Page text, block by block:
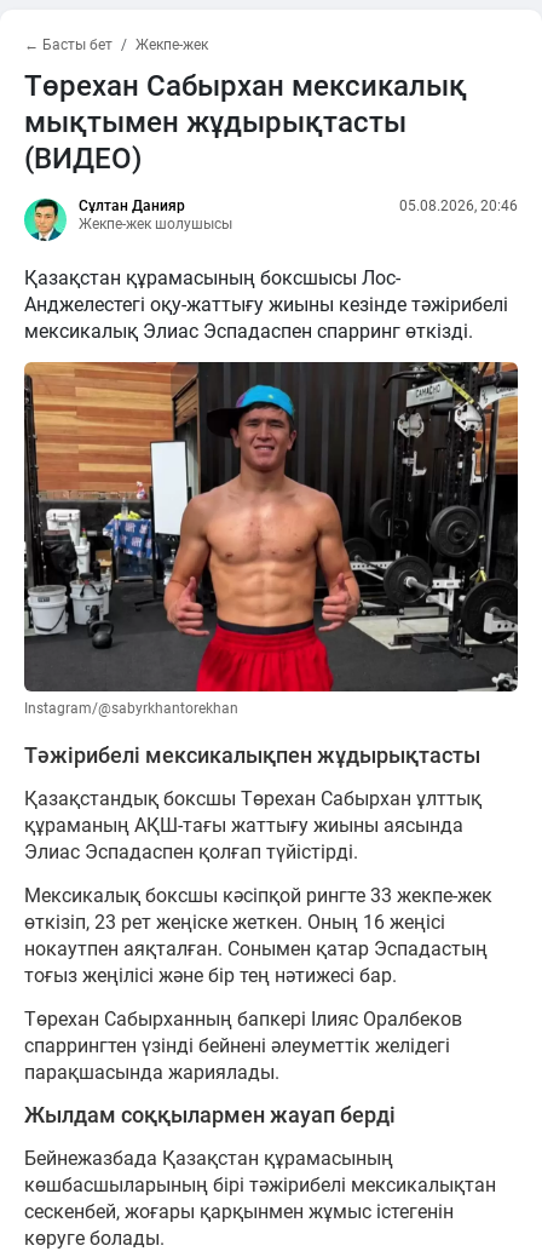
← Басты бет Жекпе-жек
Төрехан Сабырхан мексикалық
мықтымен жұдырықтасты
(ВИДЕО)
Сұлтан Данияр
Жекпе-жек шолушысы
05.08.2026, 20:46
Қазақстан құрамасының боксшысы Лос-
Анджелестегі оқу-жаттығу жиыны кезінде тәжірибелі
мексикалық Элиас Эспадаспен спарринг өткізді.
Instagram/@sabyrkhantorekhan
Тәжірибелі мексикалықпен жұдырықтасты
Қазақстандық боксшы Төрехан Сабырхан ұлттық
құраманың АҚШ-тағы жаттығу жиыны аясында
Элиас Эспадаспен қолғап түйістірді.
Мексикалық боксшы кәсіпқой рингте 33 жекпе-жек
өткізіп, 23 рет жеңіске жеткен. Оның 16 жеңісі
нокаутпен аяқталған. Сонымен қатар Эспадастың
тоғыз жеңілісі және бір тең нәтижесі бар.
Төрехан Сабырханның бапкері Ілияс Оралбеков
спаррингтен үзінді бейнені әлеуметтік желідегі
парақшасында жариялады.
Жылдам соққылармен жауап берді
Бейнежазбада Қазақстан құрамасының
көшбасшыларының бірі тәжірибелі мексикалықтан
сескенбей, жоғары қарқынмен жұмыс істегенін
көруге болады.